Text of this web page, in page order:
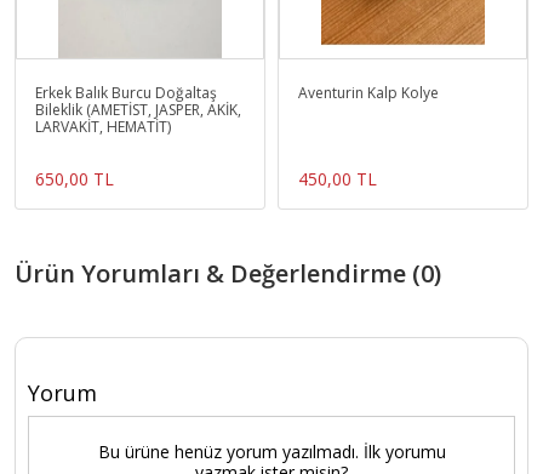
Erkek Balık Burcu Doğaltaş
Bileklik (AMETİST, JASPER, AKİK,
LARVAKİT, HEMATİT)
650,00 TL
Aventurin Kalp Kolye
450,00 TL
Ürün Yorumları & Değerlendirme (0)
Yorum
Bu ürüne henüz yorum yazılmadı. İlk yorumu